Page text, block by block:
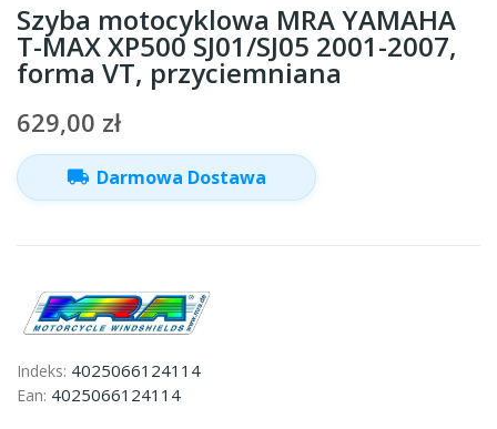
Szyba motocyklowa MRA YAMAHA
T-MAX XP500 SJ01/SJ05 2001-2007,
forma VT, przyciemniana
629,00 zł
local_shipping Darmowa Dostawa
Indeks: 4025066124114
Ean: 4025066124114